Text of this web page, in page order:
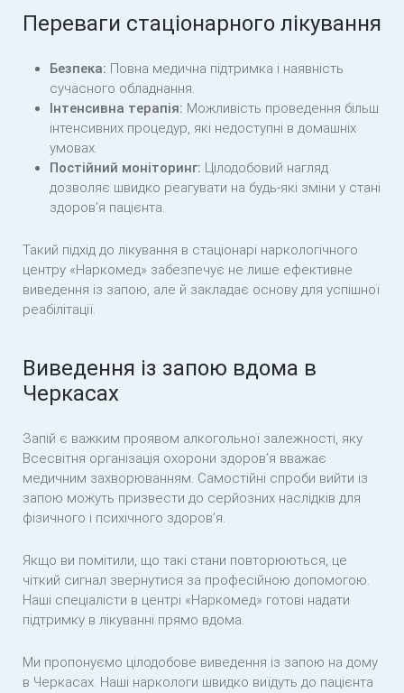
Переваги стаціонарного лікування
Безпека: Повна медична підтримка і наявність
сучасного обладнання.
Інтенсивна терапія: Можливість проведення більш
інтенсивних процедур, які недоступні в домашніх
умовах.
Постійний моніторинг: Цілодобовий нагляд
дозволяє швидко реагувати на будь-які зміни у стані
здоров’я пацієнта.
Такий підхід до лікування в стаціонарі наркологічного
центру «Наркомед» забезпечує не лише ефективне
виведення із запою, але й закладає основу для успішної
реабілітації.
Виведення із запою вдома в
Черкасах
Запій є важким проявом алкогольної залежності, яку
Всесвітня організація охорони здоров’я вважає
медичним захворюванням. Самостійні спроби вийти із
запою можуть призвести до серйозних наслідків для
фізичного і психічного здоров’я.
Якщо ви помітили, що такі стани повторюються, це
чіткий сигнал звернутися за професійною допомогою.
Наші спеціалісти в центрі «Наркомед» готові надати
підтримку в лікуванні прямо вдома.
Ми пропонуємо цілодобове виведення із запою на дому
в Черкасах. Наші наркологи швидко виїдуть до пацієнта